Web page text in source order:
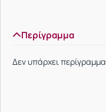
Περίγραμμα
Δεν υπάρχει περίγραμμα